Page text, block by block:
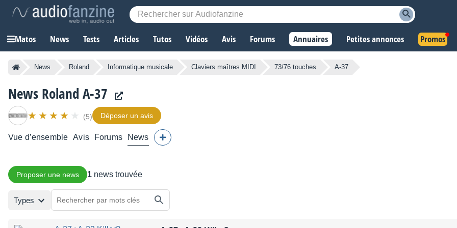
Matos News Tests Articles Tutos Vidéos Avis Forums Annuaires Petites annonces Promos
News Roland Informatique musicale Claviers maîtres MIDI 73/76 touches A-37
News Roland A-37
(5) Déposer un avis
Vue d’ensemble Avis Forums News
Proposer une news 1 news trouvée
Types